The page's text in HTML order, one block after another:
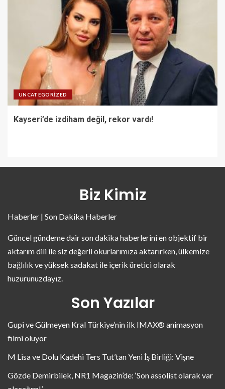
UNCATEGORIZED
Kayseri’de izdiham değil, rekor vardı!
Biz Kimiz
Haberler | Son Dakika Haberler
Güncel gündeme dair son dakika haberlerini en objektif bir
aktarım dili ile siz değerli okurlarımıza aktarırken, ülkemize
bağlılık ve yüksek sadakat ile içerik üretici olarak
huzurunuzdayız.
Son Yazılar
Gupi ve Gülmeyen Kral Türkiye’nin ilk IMAX® animasyon
filmi oluyor
M Lisa ve Dolu Kadehi Ters Tut’tan Yeni İş Birliği: Vişne
Gözde Demirbilek, NR1 Magazin’de: ‘Son assolist olarak var